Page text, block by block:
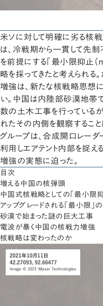
米ソに対して明確に劣る核
は、冷戦期から一貫して先制
を前提にする「最小限抑止
略を採ってきたと考えられる
増強は、新たな核戦略思想
い。中国は内陸部砂漠地帯
数の土木工事を行っているが
れたその内側を観察するこ
グループは、合成開口レーダ
利用しエアテント内部を捉え
増強の実態に迫った。
目次
増える中国の核弾頭
中国式核戦略としての「最小限抑
アップグレードされる「最小限」
砂漠で始まった謎の巨大工事
電波が暴く中国の核戦力増強
核戦略は変わったのか